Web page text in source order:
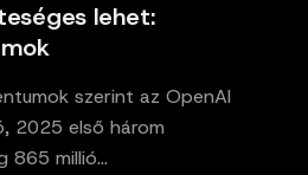
lehet:
szerint az OpenAI
2025 első három
865 millió…